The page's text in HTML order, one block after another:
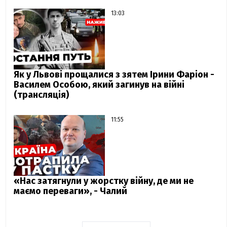
13:03
Як у Львові прощалися з зятем Ірини Фаріон -
Василем Особою, який загинув на війні
(трансляція)
11:55
«Нас затягнули у жорстку війну, де ми не
маємо переваги», - Чалий